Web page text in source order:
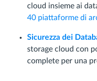
cloud insieme ai
40 piattaforme di
Sicurezza dei
storage cloud con
complete per una